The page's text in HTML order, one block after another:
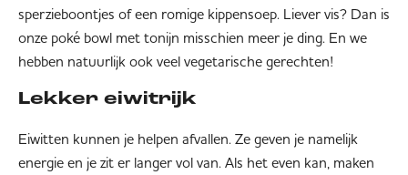
sperzieboontjes of een romige kippensoep. Liever vis? Dan is
onze poké bowl met tonijn misschien meer je ding. En we
hebben natuurlijk ook veel vegetarische gerechten!
Lekker eiwitrijk
Eiwitten kunnen je helpen afvallen. Ze geven je namelijk
energie en je zit er langer vol van. Als het even kan, maken